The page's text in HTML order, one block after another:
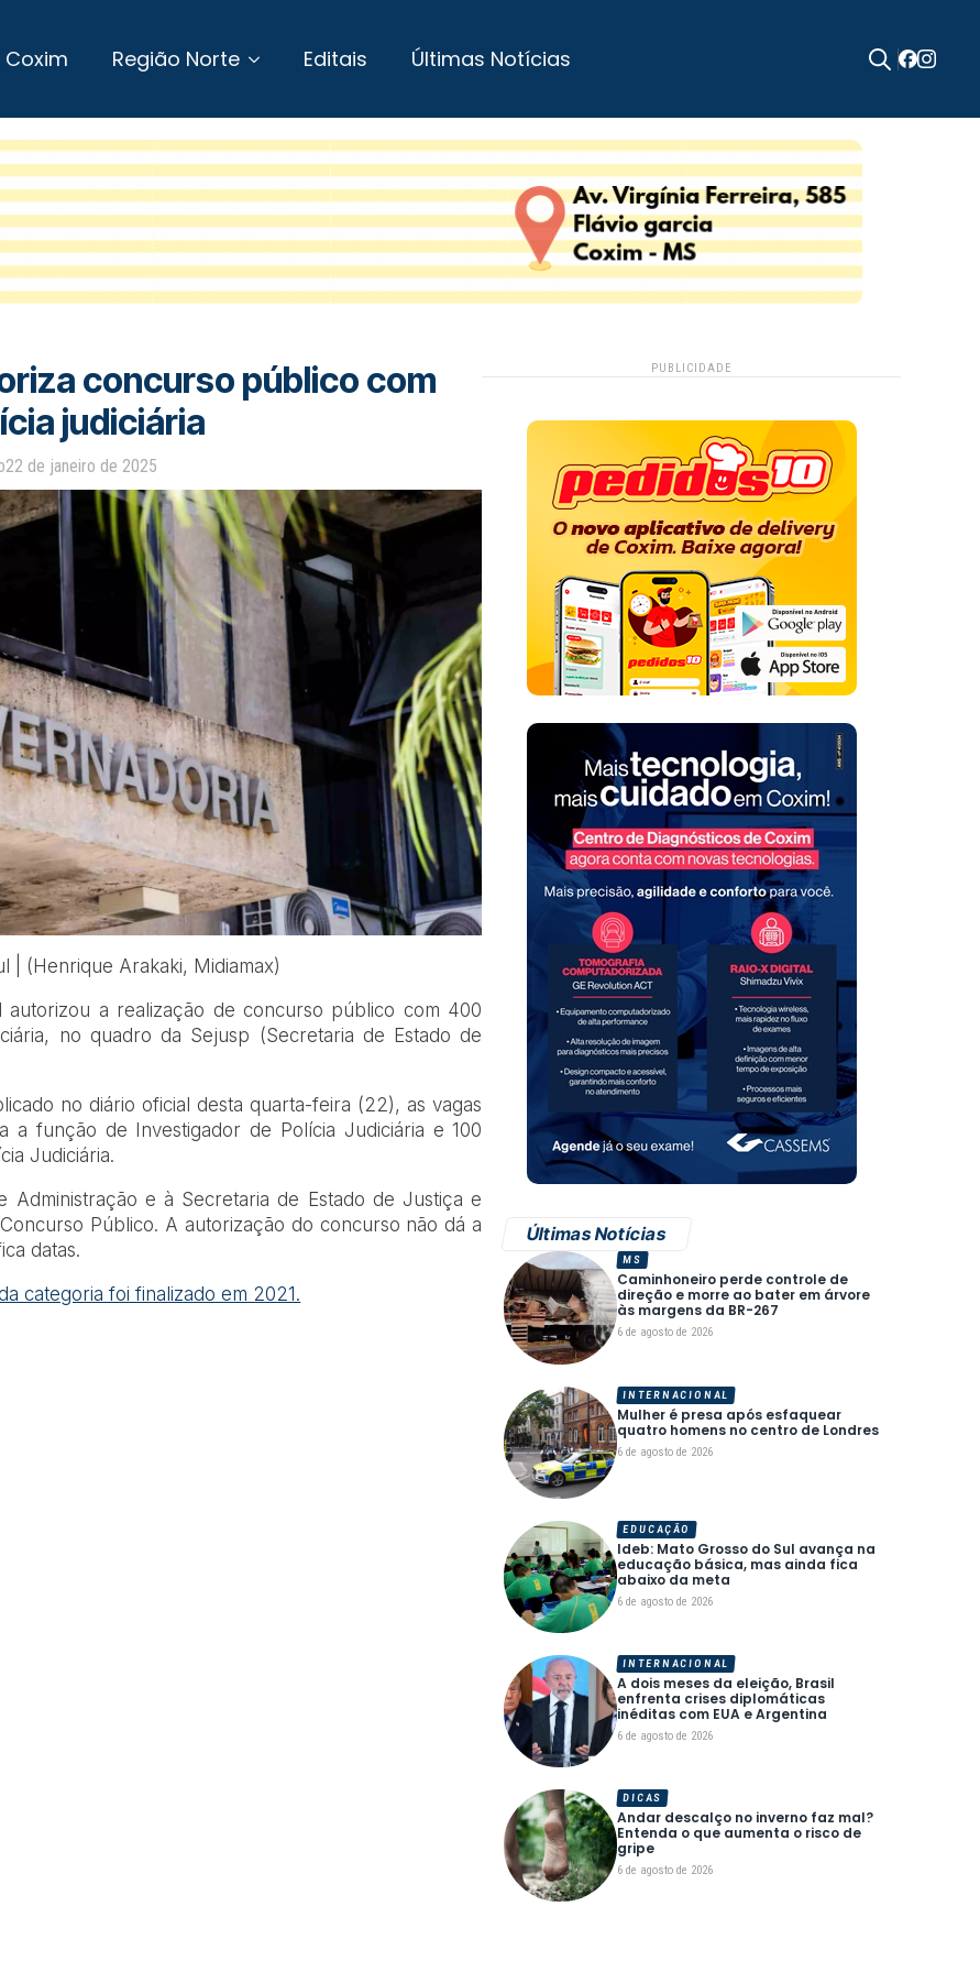
Coxim Região Norte Editais Últimas Notícias
concurso público com
judiciária
22 de janeiro de 2025
| (Henrique Arakaki, Midiamax)
a realização de concurso público com 400
no quadro da Sejusp (Secretaria de Estado de
no diário oficial desta quarta-feira (22), as vagas
a função de Investigador de Polícia Judiciária e 100
Judiciária.
Administração e à Secretaria de Estado de Justiça e
Público. A autorização do concurso não dá a
datas.
categoria foi finalizado em 2021.
PUBLICIDADE
Últimas Notícias
Caminhoneiro perde controle de
direção e morre ao bater em árvore
às margens da BR-267
6 de agosto de 2026
MS
Mulher é presa após esfaquear
quatro homens no centro de Londres
6 de agosto de 2026
INTERNACIONAL
Ideb: Mato Grosso do Sul avança na
educação básica, mas ainda fica
abaixo da meta
6 de agosto de 2026
EDUCAÇÃO
A dois meses da eleição, Brasil
enfrenta crises diplomáticas
inéditas com EUA e Argentina
6 de agosto de 2026
INTERNACIONAL
Andar descalço no inverno faz mal?
Entenda o que aumenta o risco de
gripe
6 de agosto de 2026
DICAS